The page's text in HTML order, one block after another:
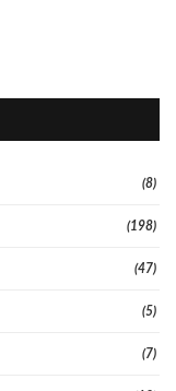
(8)
(198)
(47)
(5)
(7)